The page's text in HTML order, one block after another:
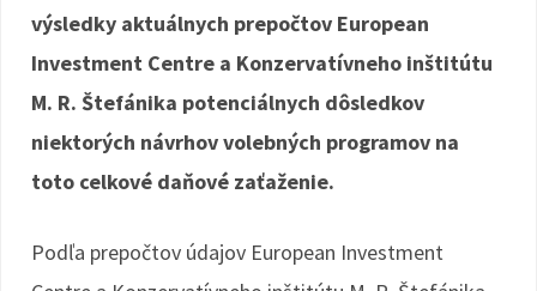
výsledky aktuálnych prepočtov European
Investment Centre a Konzervatívneho inštitútu
M. R. Štefánika potenciálnych dôsledkov
niektorých návrhov volebných programov na
toto celkové daňové zaťaženie.
Podľa prepočtov údajov European Investment